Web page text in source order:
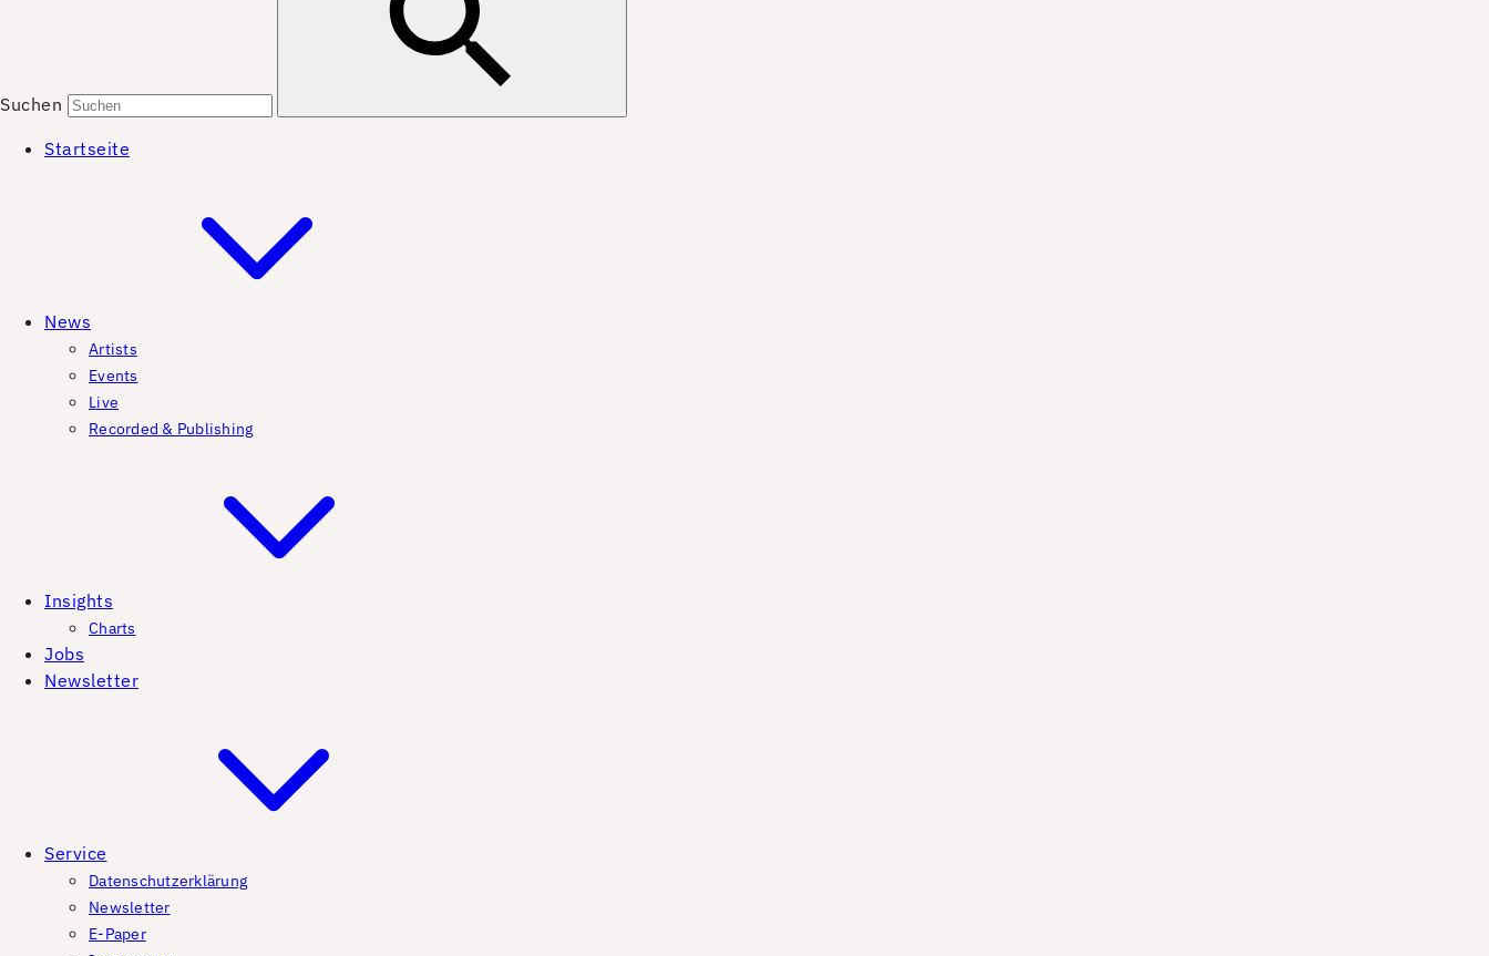
Suchen
Startseite
News
Artists
Events
Live
Recorded & Publishing
Insights
Charts
Jobs
Newsletter
Service
Datenschutzerklärung
Newsletter
E-Paper